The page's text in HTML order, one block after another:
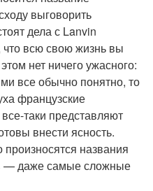
выговорить
дела с Lanvin
всю свою жизнь вы
нет ничего ужасного:
все обычно понятно, то
французские
таки представляют
внести ясность.
названия
— даже самые сложные